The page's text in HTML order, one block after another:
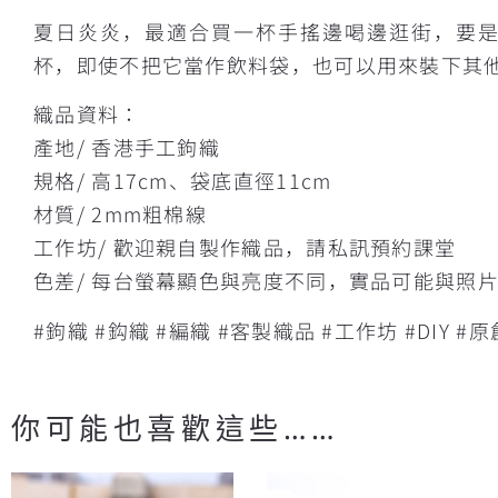
夏日炎炎，最適合買一杯手搖邊喝邊逛街，要
杯，即使不把它當作飲料袋，也可以用來裝下其
織品資料：
產地/ 香港手工鉤織
規格/ 高17cm、袋底直徑11cm
材質/ 2mm粗棉線
工作坊/ 歡迎親自製作織品，請私訊預約課堂
色差/ 每台螢幕顯色與亮度不同，實品可能與照
#鉤織 #鈎織 #編織 #客製織品 #工作坊 #DIY #原
你可能也喜歡這些……